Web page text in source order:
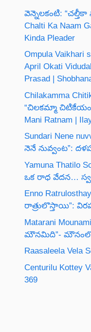
వెన్నెలకంటి:
Chalti Ka Naam
Kinda Pleader
Ompula Vaikhari
April Okati
Prasad |
Chilakamma
“చిలకమ్మా
Mani Ratnam |
Sundari Nene
నెనే నువ్వంట”:
Yamuna Thatilo
ఒక రాధ వేదన…
Enno
రాత్రులొస్తాయి”:
Matarani
మౌనమిది”- మౌనంలో
Raasaleela Vela
Centurilu Kottey
369